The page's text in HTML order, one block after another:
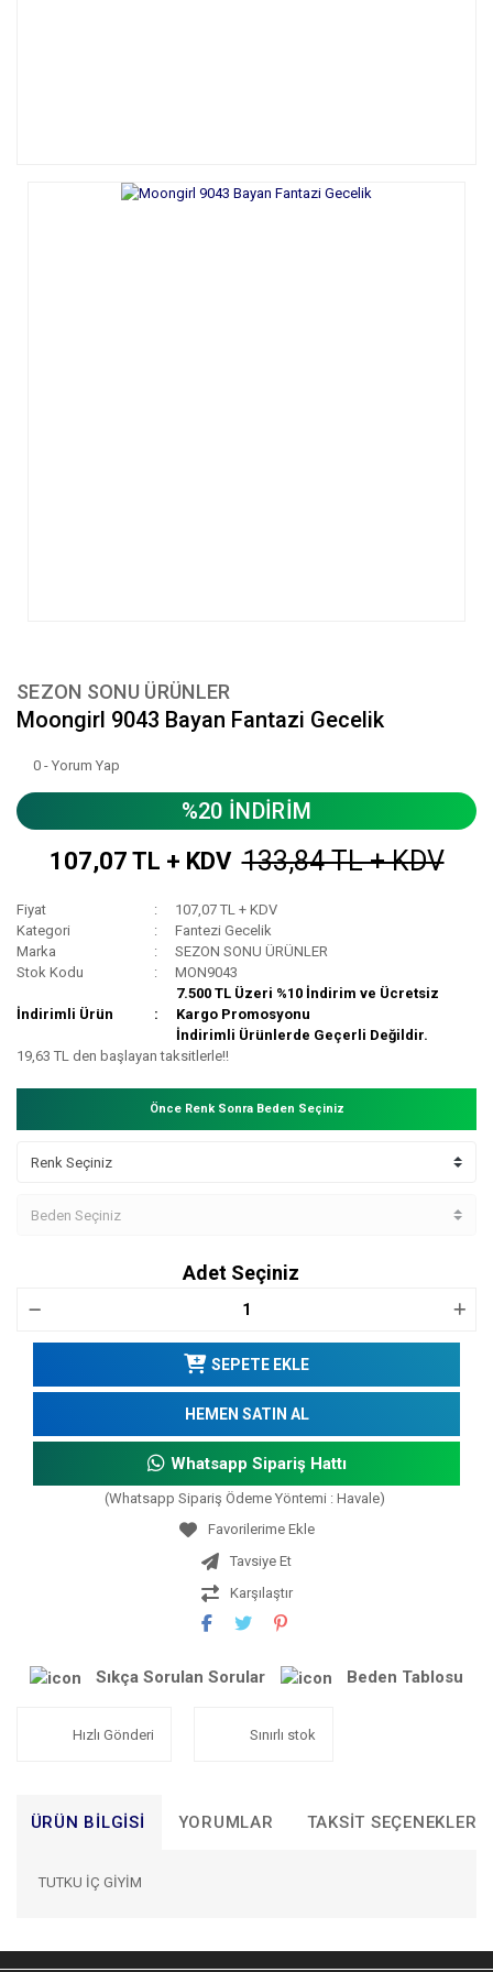
SEZON SONU ÜRÜNLER
Moongirl 9043 Bayan Fantazi Gecelik
0 - Yorum Yap
%20 İNDİRİM
107,07 TL + KDV 133,84 TL + KDV
Fiyat
107,07 TL + KDV
Kategori
Fantezi Gecelik
Marka
SEZON SONU ÜRÜNLER
Stok Kodu
MON9043
İndirimli Ürün
7.500 TL Üzeri %10 İndirim ve Ücretsiz
Kargo Promosyonu
İndirimli Ürünlerde Geçerli Değildir.
19,63 TL den başlayan taksitlerle!!
Önce Renk Sonra Beden Seçiniz
Adet Seçiniz
SEPETE EKLE
HEMEN SATIN AL
Whatsapp Sipariş Hattı
(Whatsapp Sipariş Ödeme Yöntemi : Havale)
Tavsiye Et
Karşılaştır
Sıkça Sorulan Sorular Beden Tablosu
Hızlı Gönderi Sınırlı stok
ÜRÜN BILGISI YORUMLAR TAKSIT SEÇENEKLERI
TUTKU İÇ GİYİM
Bu ürünün fiyat bilgisi, resim, ürün açıklamalarında ve diğer